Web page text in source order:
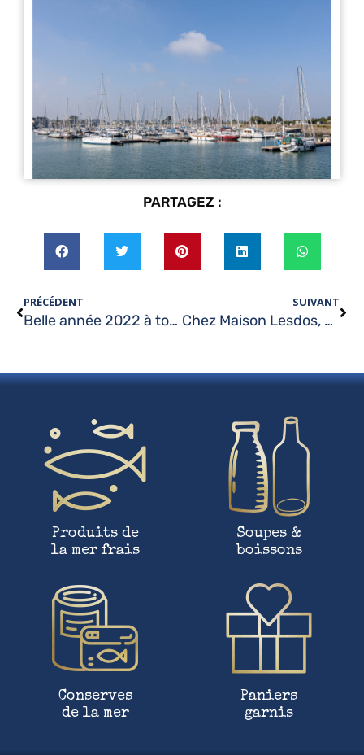
PARTAGEZ :
PRÉCÉDENT
Belle année 2022 à tous
SUIVANT
Chez Maison Lesdos, c’est l’huître qui est à l’honneur en ce 1er avril !
Produits de
la mer frais
Soupes &
boissons
Conserves
de la mer
Paniers
garnis